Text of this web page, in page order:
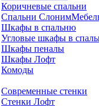
Коричневые спальни
Спальни
Шкафы в спальню
Угловые шкафы в
Шкафы пеналы
Шкафы Лофт
Комоды
Современные стенки
Стенки Лофт